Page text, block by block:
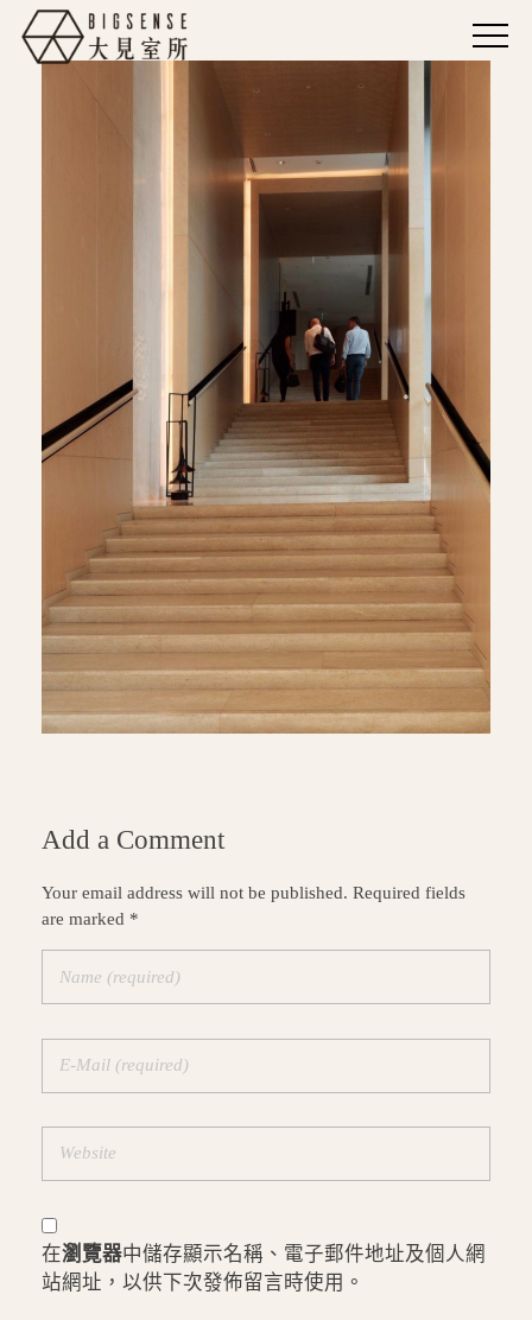
Add a Comment
Your email address will not be published. Required fields
are marked *
在瀏覽器中儲存顯示名稱、電子郵件地址及個人網
站網址，以供下次發佈留言時使用。